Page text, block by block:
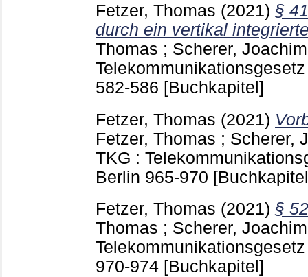
Fetzer, Thomas (2021) §
durch ein vertikal
Thomas ; Scherer, Joachim
582-586 [Buchkapitel]
Fetzer, Thomas (2021)
Fetzer, Thomas ; Scherer,
TKG :
Berlin 965-970
Fetzer, Thomas (2021) §
Thomas ; Scherer, Joachim
970-974 [Buchkapitel]